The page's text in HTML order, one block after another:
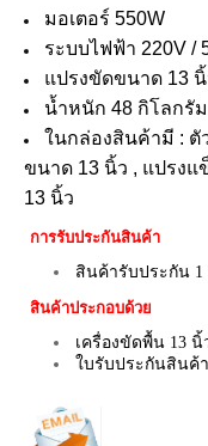
มอเตอร์ 550W
ระบบไฟฟ้า 220V /
แปรงขัดขนาด 13
น้ำหนัก 48 กิโลกรัม
ในกล่องสินค้ามี : ตั
ขนาด 13 นิ้ว , แปรงแ
13 นิ้ว
การรับประกันสินค้า
สินค้ารับประกัน 1
สินค้าประกอบด้วย
เครื่องขัดพื้น 13 นิ้
ใบรับประกันสินค้า